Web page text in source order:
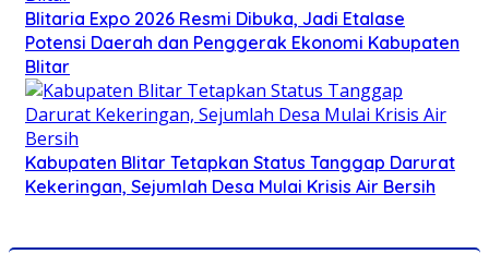
Blitaria Expo 2026 Resmi Dibuka, Jadi Etalase
Potensi Daerah dan Penggerak Ekonomi Kabupaten
Blitar
Kabupaten Blitar Tetapkan Status Tanggap Darurat
Kekeringan, Sejumlah Desa Mulai Krisis Air Bersih